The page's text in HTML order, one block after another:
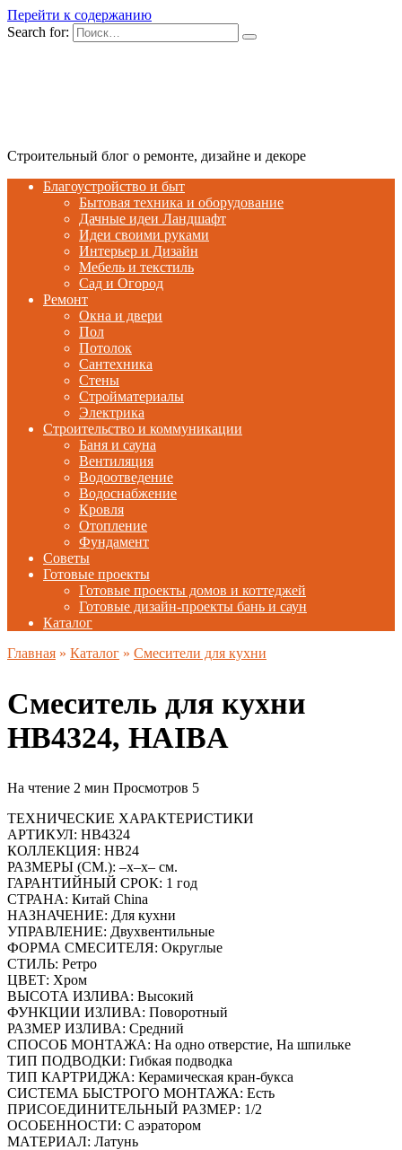
Перейти к содержанию
Search for:
Строительный блог о ремонте, дизайне и декоре
Благоустройство и быт
Бытовая техника и оборудование
Дачные идеи Ландшафт
Идеи своими руками
Интерьер и Дизайн
Мебель и текстиль
Сад и Огород
Ремонт
Окна и двери
Пол
Потолок
Сантехника
Стены
Стройматериалы
Электрика
Строительство и коммуникации
Баня и сауна
Вентиляция
Водоотведение
Водоснабжение
Кровля
Отопление
Фундамент
Советы
Готовые проекты
Готовые проекты домов и коттеджей
Готовые дизайн-проекты бань и саун
Каталог
Главная » Каталог » Смесители для кухни
Смеситель для кухни
HB4324, HAIBA
На чтение 2 мин Просмотров 5
ТЕХНИЧЕСКИЕ ХАРАКТЕРИСТИКИ
АРТИКУЛ: HB4324
КОЛЛЕКЦИЯ: HB24
РАЗМЕРЫ (СМ.): –x–x– см.
ГАРАНТИЙНЫЙ СРОК: 1 год
СТРАНА: Китай China
НАЗНАЧЕНИЕ: Для кухни
УПРАВЛЕНИЕ: Двухвентильные
ФОРМА СМЕСИТЕЛЯ: Округлые
СТИЛЬ: Ретро
ЦВЕТ: Хром
ВЫСОТА ИЗЛИВА: Высокий
ФУНКЦИИ ИЗЛИВА: Поворотный
РАЗМЕР ИЗЛИВА: Средний
СПОСОБ МОНТАЖА: На одно отверстие, На шпильке
ТИП ПОДВОДКИ: Гибкая подводка
ТИП КАРТРИДЖА: Керамическая кран-букса
СИСТЕМА БЫСТРОГО МОНТАЖА: Есть
ПРИСОЕДИНИТЕЛЬНЫЙ РАЗМЕР: 1/2
ОСОБЕННОСТИ: С аэратором
МАТЕРИАЛ: Латунь